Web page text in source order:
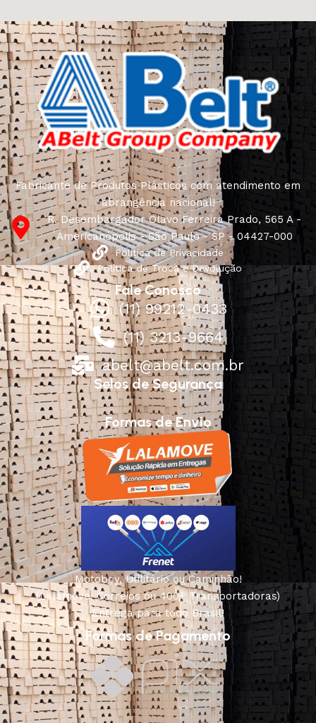
connoisseurs of beauty. We have selected for you the
best models from modern craftsmen who managed to
ingeniously combine elegance, quality and practicality in
each product unit. Our assortment includes products
from proven companies. Who for many years of
continuous joint work did not give reason to doubt their
reliability and honesty. All of them guarantee the high
quality of their products, excellent operational
characteristics, attractive appearance of the products, a
long period of use of the furniture, as well as safety.
Fabricante de Produtos Plásticos com atendimento em
abrangência nacional!
R. Desembargador Olavo Ferreira Prado, 565 A -
Americanópolis - São Paulo - SP - 04427-000
Política de Privacidade
Política de Troca e Devolução
Fale Conosco
(11) 99212-0433
(11) 3213-9664
abelt@abelt.com.br
Selos de Segurança
Formas de Envio
Motoboy, Utilitário ou Caminhão!
(Lalamove, Correios ou 400+ Transportadoras)
Entrega para todo Brasil!
Formas de Pagamento